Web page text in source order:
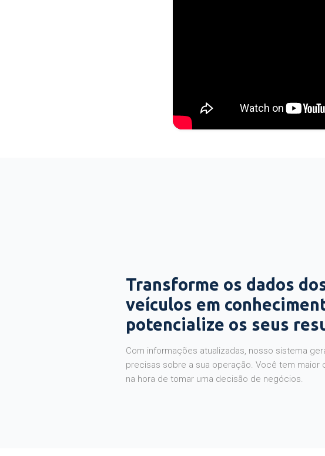
Transforme os dados
veículos em
potencialize os seus
Com informações atualizadas, nosso sistema
precisas sobre a sua operação. Você tem maior
na hora de tomar uma decisão de negócios.